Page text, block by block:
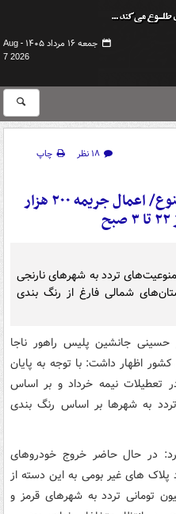
جمعه ۱۶ مرداد ۱۴۰۵ -
Aug
7 2026
۱۸ نظر
چاپ
سفر به گیلان و مازندران ممنوع/ اعمال جریمه ۲۰۰ هزار
تردد به شهرهای نارنجی
شمالی فارغ از رنگ بندی
حسینی جانشین پلیس راهور ناجا
اظهار داشت: با توجه به پایان
تعطیلات نیمه خرداد و بر اساس
تردد به شهرها بر اساس رنگ بندی
در حال حاضر خروج خودروهای
پلاک های غیر بومی به این دسته از
تومانی تردد به شهرهای قرمز و